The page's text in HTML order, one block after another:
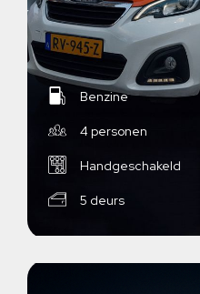
Benzine
4 personen
Handgeschakeld
5 deurs